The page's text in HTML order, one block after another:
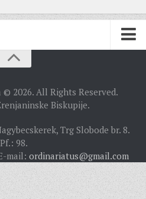
2026. All Rights Reserved.
Biskupije.
Trg Slobode br. 8.
Pf.: 98.
mail: ordinariatus@gmail.com